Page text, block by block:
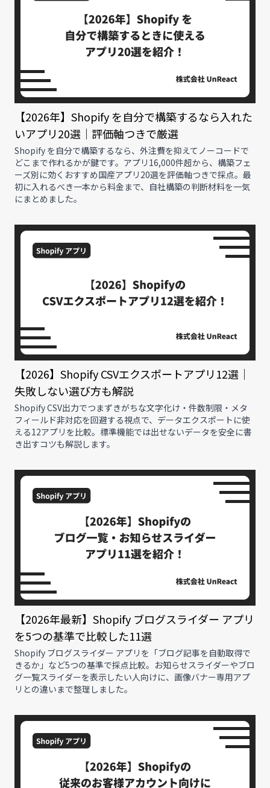
【2026年】Shopify を自分で構築するなら入れた
いアプリ20選｜評価軸つきで厳選
Shopify を自分で構築するなら、外注費を抑えてノーコードで
どこまで作れるかが鍵です。アプリ16,000件超から、構築フェ
ーズ別に効くおすすめ国産アプリ20選を評価軸つきで採点。最
初に入れるべき一本から料金まで、自社構築の判断材料を一気
にまとめました。
【2026】Shopify CSVエクスポートアプリ12選｜
失敗しない選び方も解説
Shopify CSV出力でつまずきがちな文字化け・件数制限・メタ
フィールド非対応を回避する視点で、データエクスポートに使
える12アプリを比較。標準機能では出せないデータを安全に書
き出すコツも解説します。
【2026年最新】Shopify ブログスライダー アプリ
を5つの基準で比較した11選
Shopify ブログスライダー アプリを「ブログ記事を自動取得で
きるか」など5つの基準で採点比較。お知らせスライダーやブロ
グ一覧スライダーを表示したい人向けに、画像バナー専用アプ
リとの違いまで整理しました。